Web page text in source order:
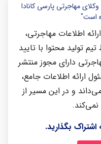
مهاجرتی پارسی کانادا
است"
اطلاعات مهاجرتی،
تولید محتوا با تایید
دارای مجوز منتشر
ارائه اطلاعات جامع،
و در این مسیر از
بگذارید.